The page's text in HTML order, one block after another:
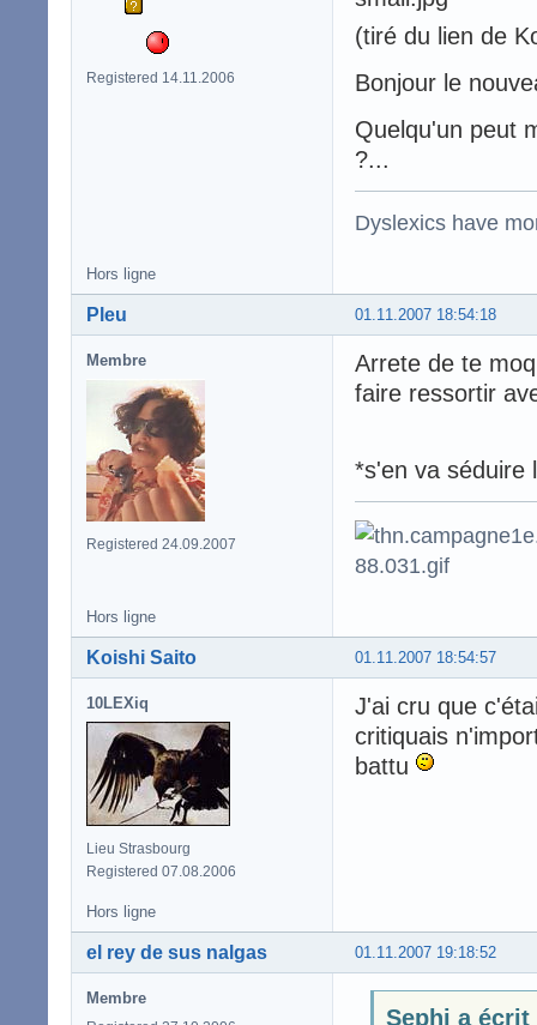
Registered 14.11.2006
(tiré du lien de
Bonjour le
Quelqu'un peut
?...
Dyslexics have
Hors ligne
01.11.2007 18:54:18
Pleu
Membre
Registered 24.09.2007
Arrete de te
faire ressortir
*s'en va séduire
Hors ligne
01.11.2007 18:54:57
Koishi Saito
10LEXiq
Lieu Strasbourg
Registered 07.08.2006
J'ai cru que
critiquais
battu
Hors ligne
01.11.2007 19:18:52
el rey de sus nalgas
Membre
Sephi a écrit